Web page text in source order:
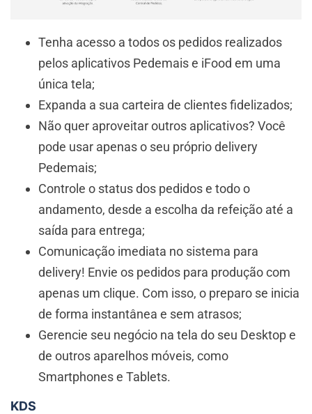
Tenha acesso a todos os pedidos realizados
pelos aplicativos Pedemais e iFood em uma
única tela;
Expanda a sua carteira de clientes fidelizados;
Não quer aproveitar outros aplicativos? Você
pode usar apenas o seu próprio delivery
Pedemais;
Controle o status dos pedidos e todo o
andamento, desde a escolha da refeição até a
saída para entrega;
Comunicação imediata no sistema para
delivery! Envie os pedidos para produção com
apenas um clique. Com isso, o preparo se inicia
de forma instantânea e sem atrasos;
Gerencie seu negócio na tela do seu Desktop e
de outros aparelhos móveis, como
Smartphones e Tablets.
KDS